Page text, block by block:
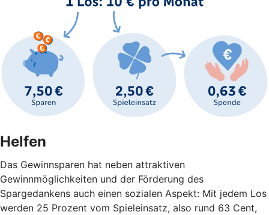
Helfen
Das Gewinnsparen hat neben attraktiven
Gewinnmöglichkeiten und der Förderung des
Spargedankens auch einen sozialen Aspekt: Mit jedem Los
werden 25 Prozent vom Spieleinsatz, also rund 63 Cent,